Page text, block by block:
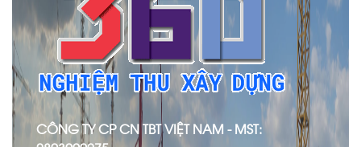
CÔNG TY CP CN TBT VIỆT NAM - MST: